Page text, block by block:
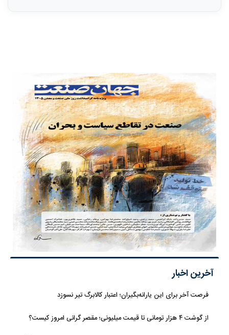
آخرین اخبار
فرصت آخر برای این یارانه‌بگیران؛ اعتبار کالابرگ تیر نسوزد
از گوشت ۴ هزار تومانی تا قیمت میلیونی؛ مقصر گرانی امروز کیست؟